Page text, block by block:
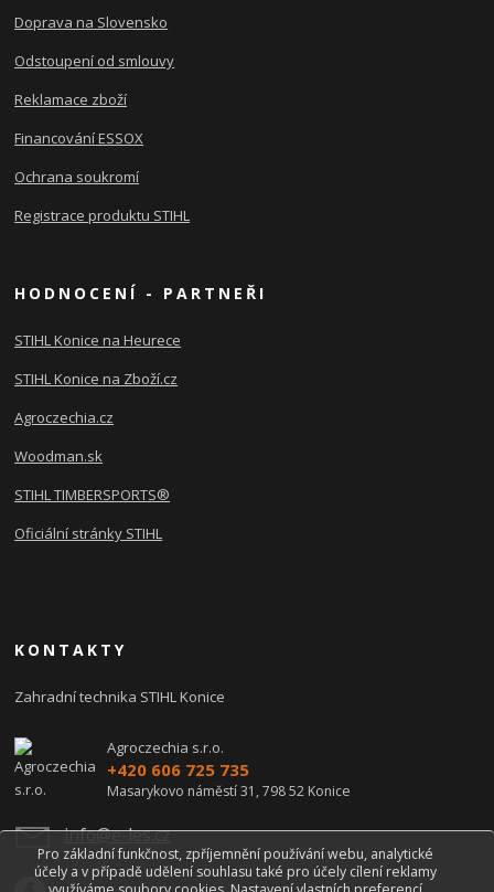
Doprava na Slovensko
Odstoupení od smlouvy
Reklamace zboží
Financování ESSOX
Ochrana soukromí
Registrace produktu STIHL
HODNOCENÍ - PARTNEŘI
STIHL Konice na Heurece
STIHL Konice na Zboží.cz
Agroczechia.cz
Woodman.sk
STIHL TIMBERSPORTS®
Oficiální stránky STIHL
KONTAKTY
Zahradní technika STIHL Konice
Agroczechia s.r.o.
+420 606 725 735
Masarykovo náměstí 31, 798 52 Konice
info@e-les.cz
Pro základní funkčnost, zpříjemnění používání webu, analytické
účely a v případě udělení souhlasu také pro účely cílení reklamy